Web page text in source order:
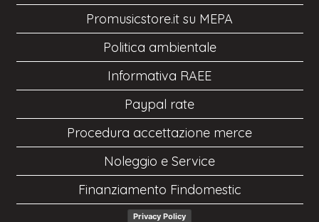
Promusicstore.it su MEPA
Politica ambientale
Informativa RAEE
Paypal rate
Procedura accettazione merce
Noleggio e Service
Finanziamento Findomestic
Privacy Policy